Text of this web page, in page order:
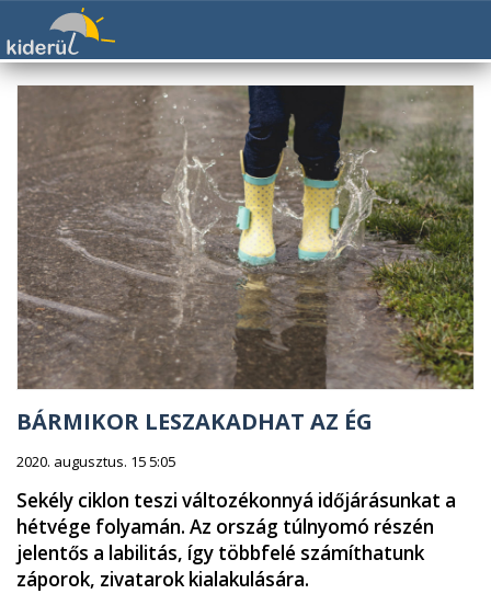
BÁRMIKOR LESZAKADHAT AZ ÉG
2020. augusztus. 15 5:05
Sekély ciklon teszi változékonnyá időjárásunkat a
hétvége folyamán. Az ország túlnyomó részén
jelentős a labilitás, így többfelé számíthatunk
záporok, zivatarok kialakulására.